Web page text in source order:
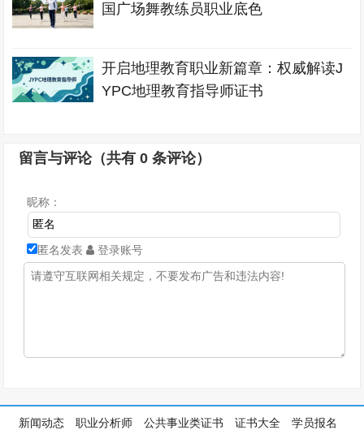
国广场舞教练员职业底色
开启地理教育职业新篇章：权威解读J
YPC地理教育指导师证书
留言与评论（共有0 条评论）
昵称：
匿名发表 登录账号
新闻动态 职业分析师 公共事业类证书 证书大全 学员报名